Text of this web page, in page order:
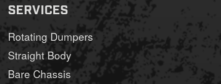
SERVICES
Rotating Dumpers
Straight Body
Bare Chassis